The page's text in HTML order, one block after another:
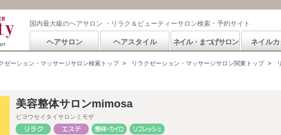
国内最大級のヘアサロン ・リラク＆ビューティーサロン検索・予約サイト
ヘアサロン ヘアスタイル ネイル・まつげサロン ネイル
ゼーション・マッサージサロン検索トップ> リラクゼーション・マッサージサロン関東トップ>
美容整体サロンmimosa
ビヨウセイタイサロンミモザ